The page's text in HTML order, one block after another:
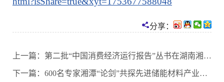
分享：
上一篇： 第二批“中国消费经济运行报告”丛书在湖南湘潭发布
下一篇： 600名专家湘潭“论剑”共探先进储能材料产业新路径